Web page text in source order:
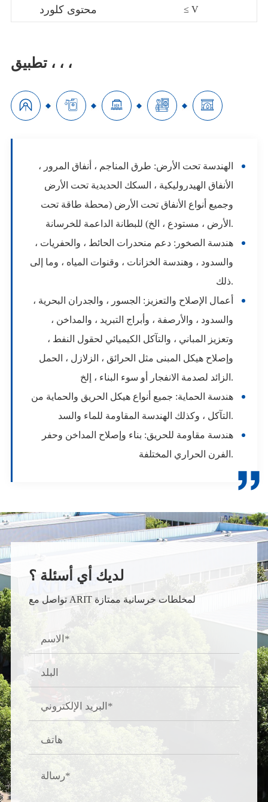
محتوى كلورد
≤ V
تطبيق ، ، ،
    
الهندسة تحت الأرض: طرق المناجم ، أنفاق المرور ،
الأنفاق الهيدروليكية ، السكك الحديدية تحت الأرض
وجميع أنواع الأنفاق تحت الأرض (محطة طاقة تحت
الأرض ، مستودع ، الخ) للبطانة الداعمة للخرسانة.
هندسة الصخور: دعم منحدرات الحائط ، والحفريات ،
والسدود ، وهندسة الخزانات ، وقنوات المياه ، وما إلى
ذلك.
أعمال الإصلاح والتعزيز: الجسور ، والجدران البحرية ،
والسدود ، والأرصفة ، وأبراج التبريد ، والمداخن ،
وتعزيز المباني ، والتآكل الكيميائي لحقول النفط ،
وإصلاح هيكل المبنى مثل الحرائق ، الزلازل ، الحمل
الزائد لصدمة الانفجار أو سوء البناء ، إلخ.
هندسة الحماية: جميع أنواع هيكل الحريق والحماية من
التآكل ، وكذلك الهندسة المقاومة للماء والسد.
هندسة مقاومة للحريق: بناء وإصلاح المداخن وحفر
الفرن الحراري المختلفة.

لديك أي أسئلة ؟
تواصل مع ARIT لمخلطات خرسانية ممتازة